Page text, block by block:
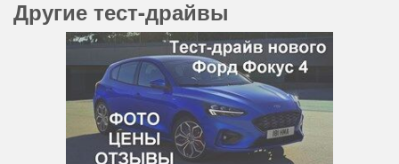
Другие тест-драйвы